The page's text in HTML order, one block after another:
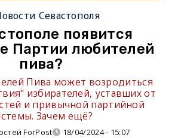
Севастополя
появится
Партии любителей
пива?
Пива может возродиться
избирателей, уставших от
и привычной партийной
Зачем ещё?
ForPost 18/04/2024 - 15:07